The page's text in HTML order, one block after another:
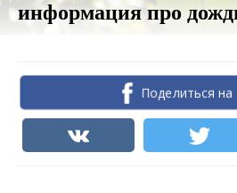
информация про
Поделиться на